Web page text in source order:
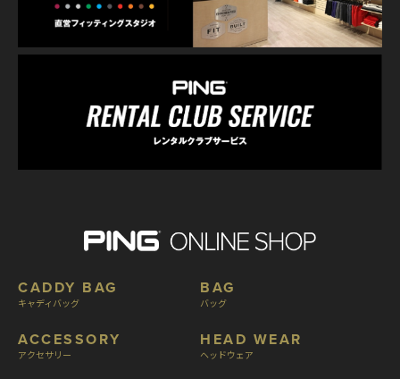
CADDY BAG
キャディバッグ
ACCESSORY
アクセサリー
BAG
バッグ
HEAD WEAR
ヘッドウェア